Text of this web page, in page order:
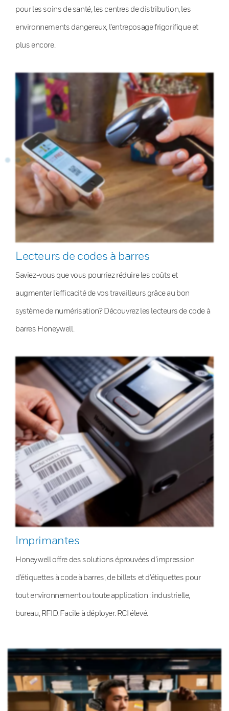
pour les soins de santé, les centres de distribution, les
environnements dangereux, l’entreposage frigorifique et
plus encore.
Lecteurs de codes à barres
Saviez-vous que vous pourriez réduire les coûts et
augmenter l’efficacité de vos travailleurs grâce au bon
système de numérisation? Découvrez les lecteurs de code à
barres Honeywell.
Imprimantes
Honeywell offre des solutions éprouvées d’impression
d’étiquettes à code à barres, de billets et d’étiquettes pour
tout environnement ou toute application : industrielle,
bureau, RFID. Facile à déployer. RCI élevé.